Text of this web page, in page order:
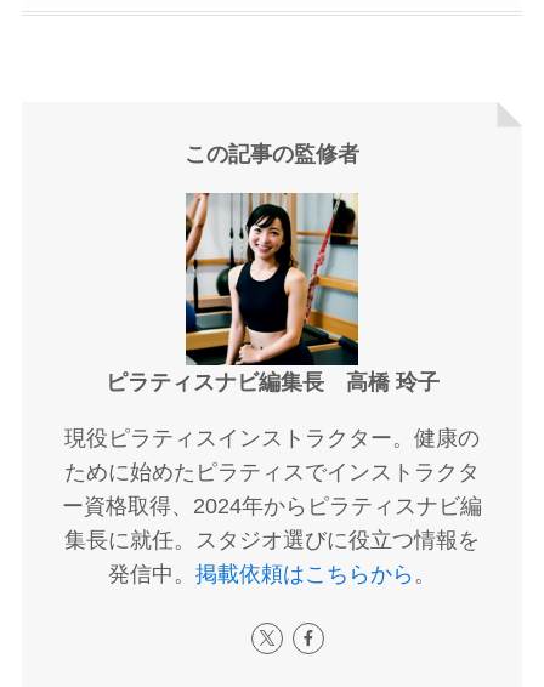
この記事の監修者
ピラティスナビ編集長 高橋 玲子
現役ピラティスインストラクター。健康の
ために始めたピラティスでインストラクタ
ー資格取得、2024年からピラティスナビ編
集長に就任。スタジオ選びに役立つ情報を
発信中。 掲載依頼はこちらから 。